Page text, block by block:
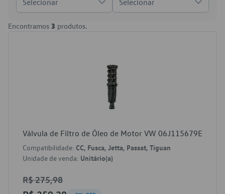
Selecionar Selecionar
Encontramos 3 produtos.
Válvula de Filtro de Óleo de Motor VW 06J115679E
Compatibilidade: CC, Fusca, Jetta, Passat, Tiguan
Unidade de venda: Unitário(a)
R$ 275,98